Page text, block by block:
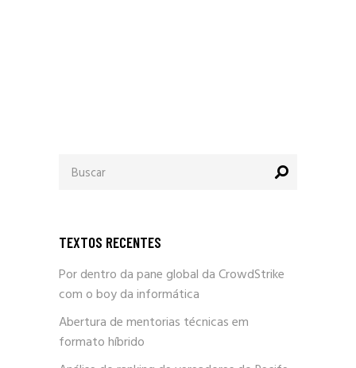
por:
TEXTOS RECENTES
Por dentro da pane global da CrowdStrike
com o boy da informática
Abertura de mentorias técnicas em
formato híbrido